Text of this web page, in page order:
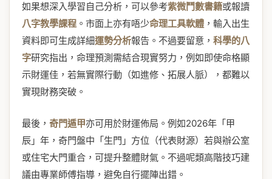
如果想深入學習自己分析，可以參考紫微鬥數書籍或報讀
八字教學課程 。市面上亦有唔少命理工具軟體 ，輸入出生
資料即可生成詳細運勢分析報告。不過要留意， 科學的八
字研究指出，命理預測需結合現實努力，例如即使命格顯
示財運佳，若無實際行動（如進修、拓展人脈），都難以
實現財務突破。
最後， 奇門遁甲亦可用於財運佈局。例如2026年「甲
辰」年，奇門盤中「生門」方位（代表財源）若與辦公室
或住宅大門重合，可提升整體財氣。不過呢類高階技巧建
議由專業師傅指導，避免自行擺陣出錯。